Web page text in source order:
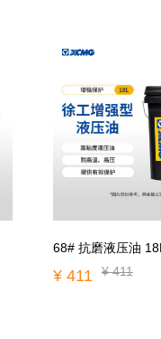
68# 抗磨液压油
¥ 411 ¥ 411